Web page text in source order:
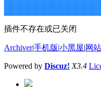
插件不存在或已关闭
Archiver|手机版 小黑屋 网
Powered by Discuz! X3.4